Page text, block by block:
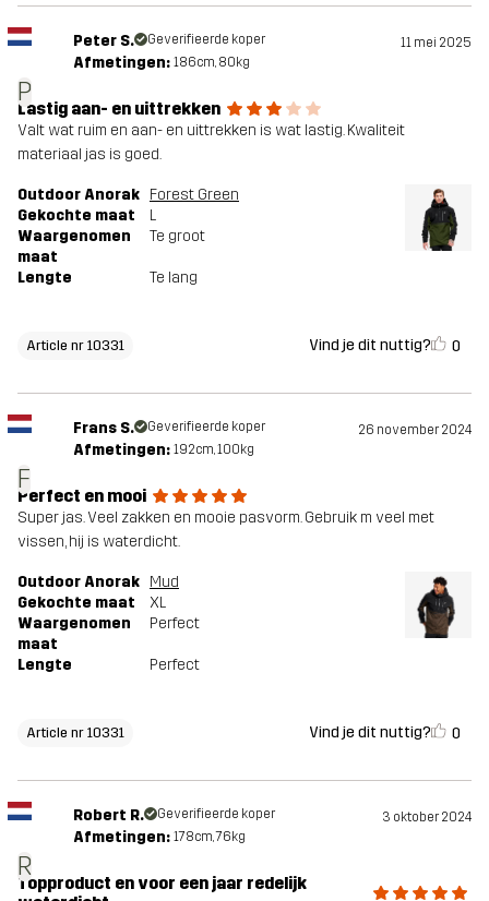
P
Peter S. Geverifieerde koper 11 mei 2025
Afmetingen: 186cm, 80kg
Lastig aan- en uittrekken
Valt wat ruim en aan- en uittrekken is wat lastig. Kwaliteit
materiaal jas is goed.
Outdoor Anorak Forest Green
Gekochte maat
L
Waargenomen
maat
Te groot
Lengte Te lang
Article nr 10331 Vind je dit nuttig? 0
F
Frans S. Geverifieerde koper 26 november 2024
Afmetingen: 192cm, 100kg
Perfect en mooi
Super jas. Veel zakken en mooie pasvorm. Gebruik m veel met
vissen, hij is waterdicht.
Outdoor Anorak Mud
Gekochte maat
XL
Waargenomen
maat
Perfect
Lengte Perfect
Article nr 10331 Vind je dit nuttig? 0
R
Robert R. Geverifieerde koper 3 oktober 2024
Afmetingen: 178cm, 76kg
Topproduct en voor een jaar redelijk